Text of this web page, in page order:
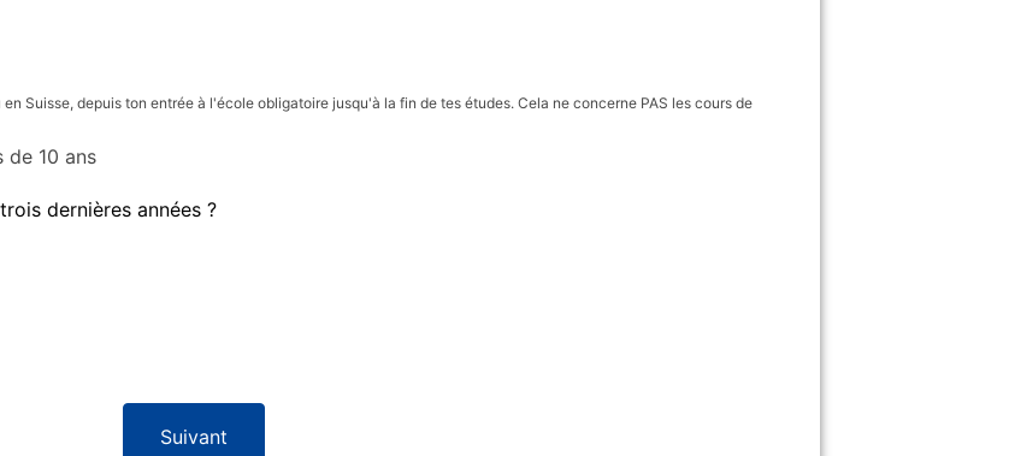
Suisse, depuis ton entrée à l'école obligatoire jusqu'à la fin de tes études. Cela ne concerne PAS les cours de
de 10 ans
dernières années ?
Suivant